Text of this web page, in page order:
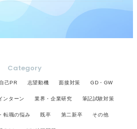
Category
自己PR 志望動機 面接対策 GD・GW
ンターン 業界・企業研究 筆記試験対策
転職の悩み 既卒 第二新卒 その他